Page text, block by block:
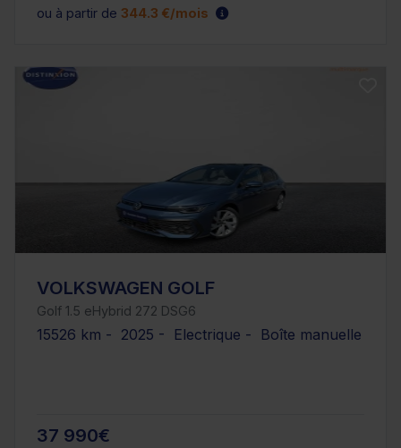
ou à partir de 344.3 €/mois
VOLKSWAGEN GOLF
Golf 1.5 eHybrid 272 DSG6
15526 km - 2025 - Electrique - Boîte manuelle
37 990€